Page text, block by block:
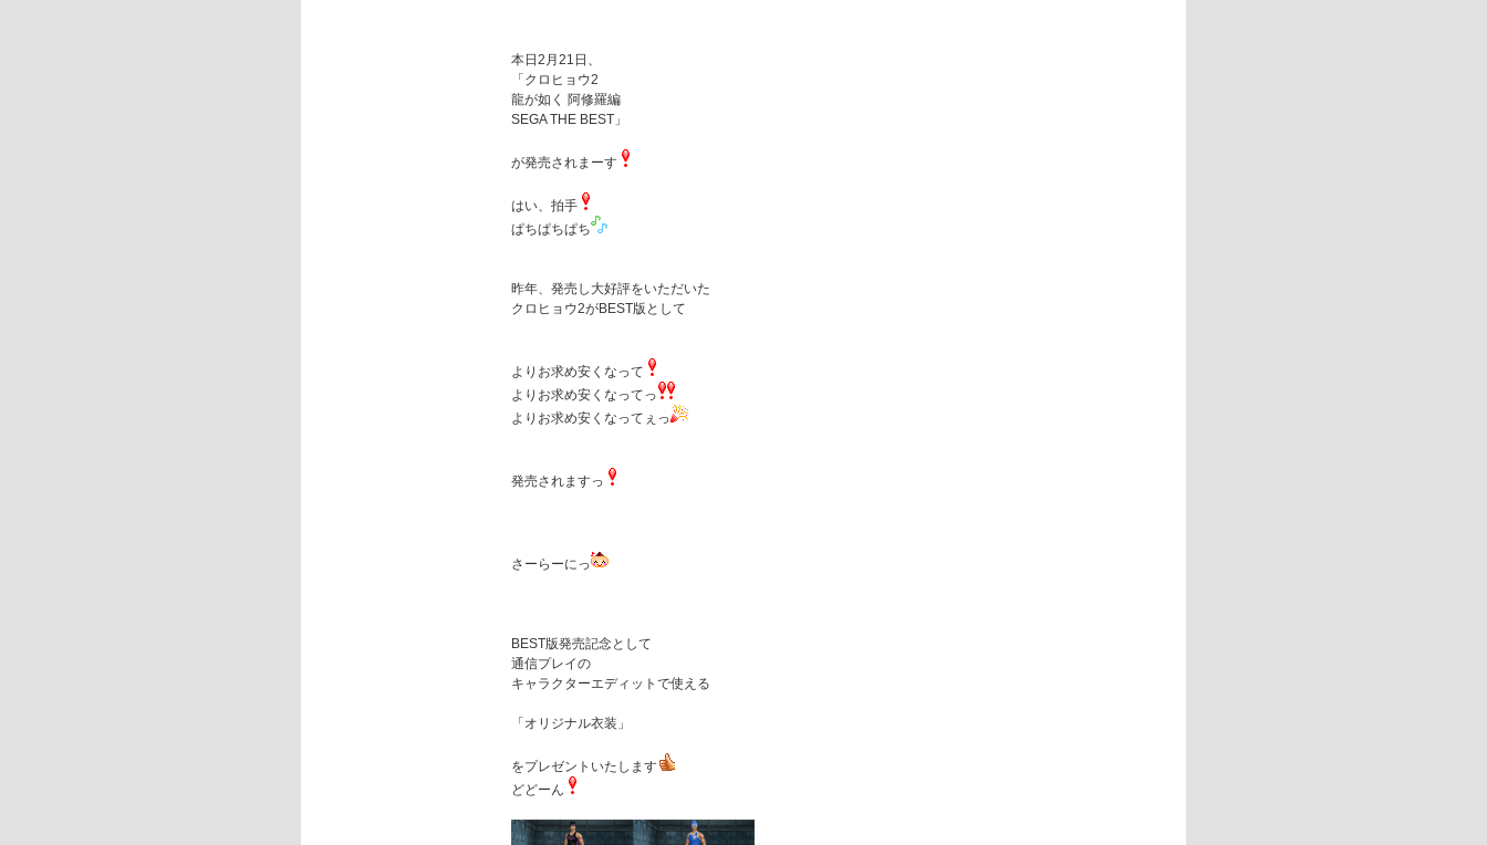
本日2月21日、
「クロヒョウ2
龍が如く 阿修羅編
SEGA THE BEST」
が発売されまーす
はい、拍手
ぱちぱちぱち
昨年、発売し大好評をいただいた
クロヒョウ2がBEST版として
よりお求め安くなって
よりお求め安くなってっ
よりお求め安くなってぇっ
発売されますっ
さーらーにっ
BEST版発売記念として
通信プレイの
キャラクターエディットで使える
「オリジナル衣装」
をプレゼントいたします
どどーん